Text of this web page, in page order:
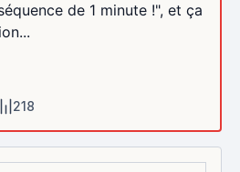
de 1 minute !", et ça
218